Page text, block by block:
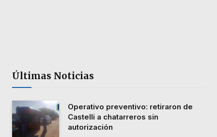
Últimas Noticias
Operativo preventivo: retiraron de
Castelli a chatarreros sin
autorización